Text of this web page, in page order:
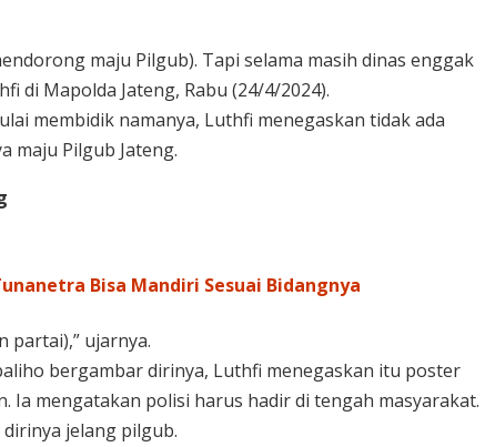
maju Pilgub). Tapi selama masih dinas enggak
di Mapolda Jateng, Rabu (24/4/2024).
membidik namanya, Luthfi menegaskan tidak ada
maju Pilgub Jateng.
Bisa Mandiri Sesuai Bidangnya
partai),” ujarnya.
bergambar dirinya, Luthfi menegaskan itu poster
Ia mengatakan polisi harus hadir di tengah masyarakat.
jelang pilgub.